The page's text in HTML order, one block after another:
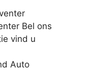
Bel ons
vind u
Auto